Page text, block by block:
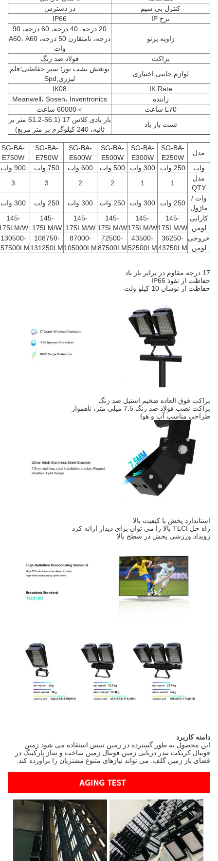
کنترل بی سیم
در دسترس
نرخ IP
IP66
زاویه پرتو
20 درجه، 40 درجه، 60 درجه، 90
درجه، نامتقارن 50 درجه، A60، A60
وات
براکت
فولاد ضد زنگ
لوازم جانبی اختیاری
پوشش نشت نور؛ سپر حفاظتی؛قلم
لیزری;Spd
IK Rate
IK08
راننده
Meanwell، Sosen، Inventronics
L70 ساعت
＞60000 ساعت
تست بار باد
بار بادی کلاس 17 (56.1-61.2 متر بر
ثانیه، 240 کیلوگرم بر متر مربع)
مدل
SG-BA-
E250W
SG-BA-
E300W
SG-BA-
E500W
SG-BA-
E600W
SG-BA-
E750W
SG-BA-
E750W
وات
250 وات 300 وات 500 وات 600 وات 750 وات
900 وات
مدل
QTY
وات /
ماژول
250 وات 300 وات 250 وات 300 وات 250 وات
300 وات
کارایی
لومن
145-
175LM/W
145-
175LM/W
145-
175LM/W
145-
175LM/W
145-
175LM/W
145-
175LM/W
خروجی
لومن
36250-
43750LM
43500-
52500LM
72500-
87500LM
87000-
105000LM
108750-
131250LM
130500-
157500LM
17 درجه مقاوم در برابر بار باد
حفاظت از نفوذ IP66
حفاظت از نوسان 10 کیلو ولت
براکت فوق العاده ضخیم استیل ضد زنگ
براکت نصب فولاد ضد زنگ 7.5 میلی متر، ناهموار
طراحی مناسب آب و هوا
استاندارد پخش با کیفیت بالا
راه حل TLCI بالا را می توان برای دیدار ارائه کرد
رویداد ورزشی پخش در سطح بالا
دامنه کاربرد
این محصول به طور گسترده در زمین تنیس استفاده می شود زمین
فوتبال کریکت بندر دریایی زمین فوتبال زمین ساخت و ساز پارکینگ در
فضای باز زمین گلف. می تواند نیازهای متنوع مشتریان را برآورده کند.